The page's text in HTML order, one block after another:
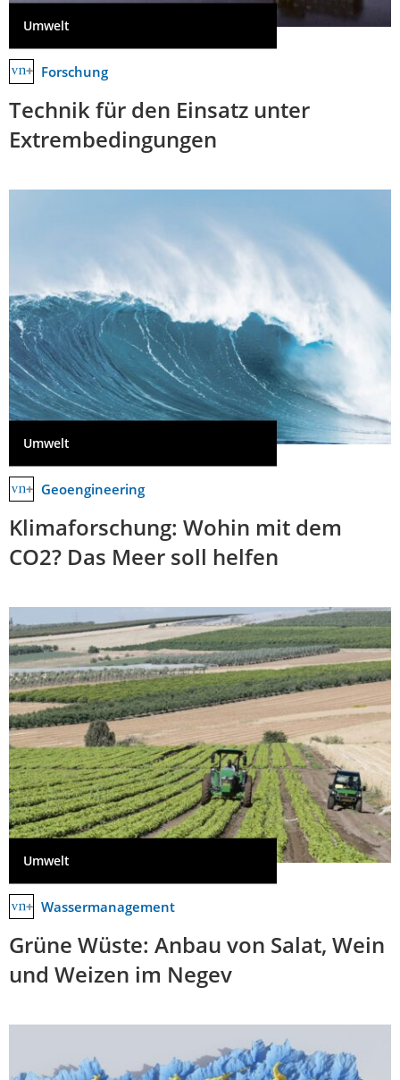
Umwelt
Forschung
Technik für den Einsatz unter
Extrembedingungen
Umwelt
Geoengineering
Klimaforschung: Wohin mit dem
CO2? Das Meer soll helfen
Umwelt
Wassermanagement
Grüne Wüste: Anbau von Salat, Wein
und Weizen im Negev